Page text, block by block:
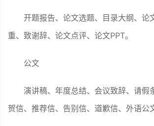
开题报告、论文选题、目录大纲、论
重、致谢辞、论文点评、论文PPT。
公文
演讲稿、年度总结、会议致辞、请假
贺信、推荐信、告别信、道歉信、外语公